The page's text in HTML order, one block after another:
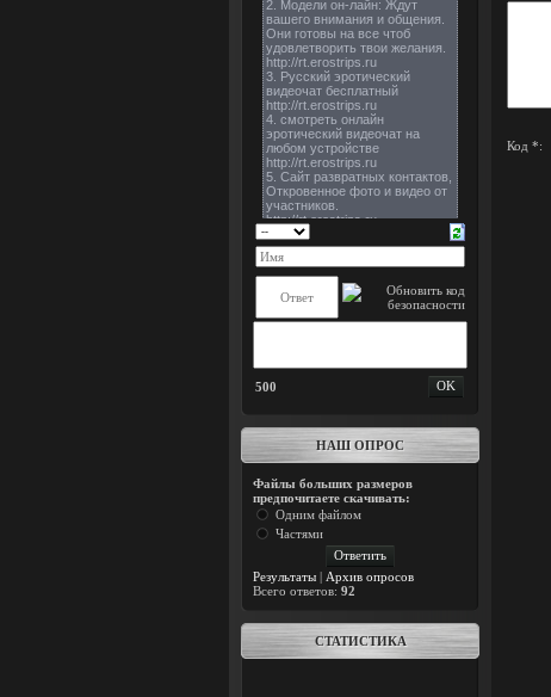
500
НАШ ОПРОС
Файлы больших размеров
предпочитаете скачивать:
Одним файлом
Частями
Результаты | Архив опросов
Всего ответов: 92
СТАТИСТИКА
Код *: